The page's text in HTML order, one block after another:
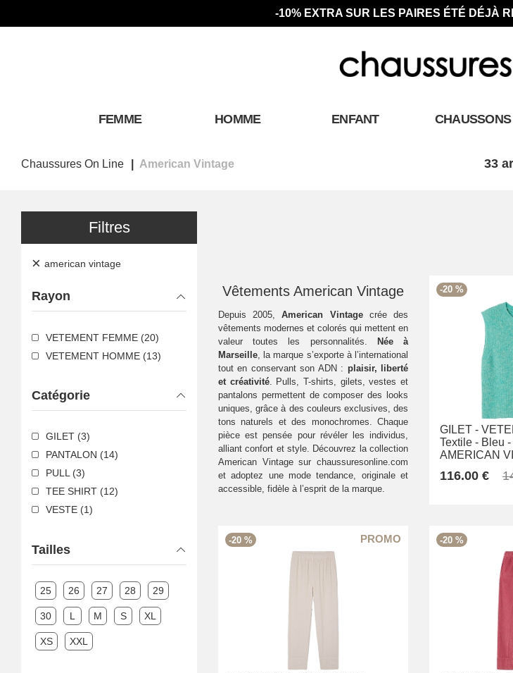
-10% EXTRA SUR LES PAIRES ÉTÉ DÉJÀ
FEMME HOMME ENFANT CHAUSSONS
Chaussures On Line American Vintage 33
Filtres
× american vintage
Rayon
VETEMENT FEMME (20)
VETEMENT HOMME (13)
Catégorie
GILET (3)
PANTALON (14)
PULL (3)
TEE SHIRT (12)
VESTE (1)
Tailles
25 26 27 28 29
30 L M S XL
XS XXL
Vêtements American Vintage
Depuis 2005,American Vintagecrée des
vêtements modernes et colorés qui mettent en
valeur toutes les personnalités.
Née à
Marseille , la marque s’exporte à l’international
tout en conservant son ADN : plaisir, liberté
et créativité. Pulls, T-shirts, gilets, vestes et
pantalons permettent de composer des looks
uniques, grâce à des couleurs exclusives, des
tons naturels et des monochromes. Chaque
pièce est pensée pour révéler les individus,
alliant confort et style. Découvrez la collection
American Vintage sur chaussuresonline.com
et adoptez une mode tendance, originale et
accessible, fidèle à l’esprit de la marque.
-20 %
GILET -
Textile - Bleu -
AMERICAN
116.00 €
-20 % -20 %